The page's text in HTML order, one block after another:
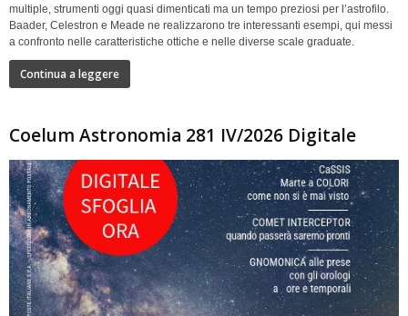
multiple, strumenti oggi quasi dimenticati ma un tempo preziosi per l’astrofilo.
Baader, Celestron e Meade ne realizzarono tre interessanti esempi, qui messi
a confronto nelle caratteristiche ottiche e nelle diverse scale graduate.
Continua a leggere
Coelum Astronomia 281 IV/2026 Digitale